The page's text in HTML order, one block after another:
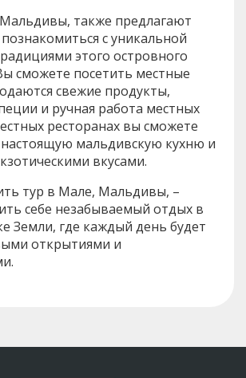
также предлагают
с уникальной
этого островного
сможете посетить местные
свежие продукты,
и ручная работа местных
ресторанах вы сможете
мальдивскую кухню и
вкусами.
тур в Мале, Мальдивы, –
себе незабываемый отдых в
Земли, где каждый день будет
открытиями и